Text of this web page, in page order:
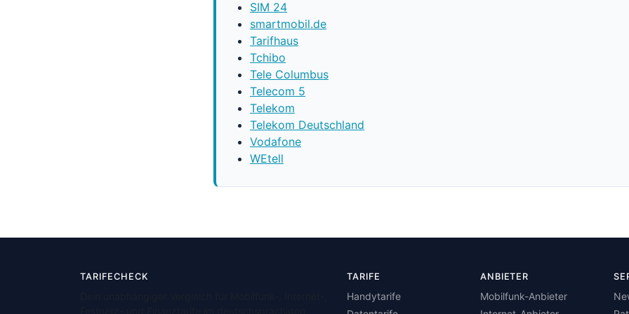
SIM 24
smartmobil.de
Tarifhaus
Tchibo
Tele Columbus
Telecom 5
Telekom
Telekom Deutschland
Vodafone
WEtell
TARIFECHECK TARIFE
Handytarife
ANBIETER
Mobilfunk-Anbieter